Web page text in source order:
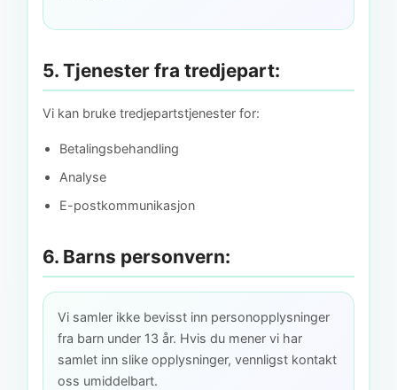
5. Tjenester fra tredjepart:
Vi kan bruke tredjepartstjenester for:
Betalingsbehandling
Analyse
E-postkommunikasjon
6. Barns personvern:
Vi samler ikke bevisst inn personopplysninger
fra barn under 13 år. Hvis du mener vi har
samlet inn slike opplysninger, vennligst kontakt
oss umiddelbart.